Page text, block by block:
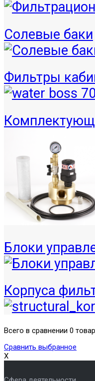
Солевые баки
Фильтры
Блоки
Корпуса
Всего в сравнении 0
Сравнить выбранное
X